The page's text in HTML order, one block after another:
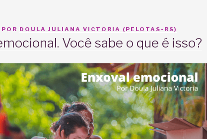
no
seu
DOULA JULIANA VICTORIA (PELOTAS-RS)
Você sabe o que é isso?